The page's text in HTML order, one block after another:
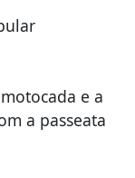
e a
a passeata